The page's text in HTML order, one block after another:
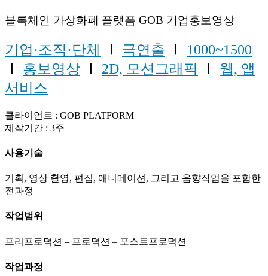
블록체인 가상화폐 플랫폼 GOB 기업홍보영상
기업·조직·단체 Ⅰ 극연출 Ⅰ 1000~1500
Ⅰ 홍보영상 Ⅰ 2D, 모션그래픽 Ⅰ 웹, 앱
서비스
클라이언트 : GOB PLATFORM
제작기간 : 3주
사용기술
기획, 영상 촬영, 편집, 애니메이션, 그리고 음향작업을 포함한
전과정
작업범위
프리프로덕션 – 프로덕션 – 포스트프로덕션
작업과정